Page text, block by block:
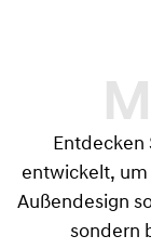
Entdecken
entwickelt, um
Außendesign
sondern